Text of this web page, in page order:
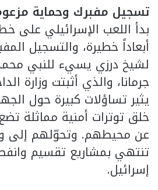
تسجيل مفبرك وحماية
بدأ اللعب الإسرائيلي على
أبعاداً خطيرة، والتسجيل
لشيخ درزي يسيء للنبي
جرمانا، والذي أثبتت وزارة
يثير تساؤلات كبيرة حول
خلق توترات أمنية مماثلة
عن محيطهم. وتحوّلهم إلى
تنتهي بمشاريع تقسيم
إسرائيل.